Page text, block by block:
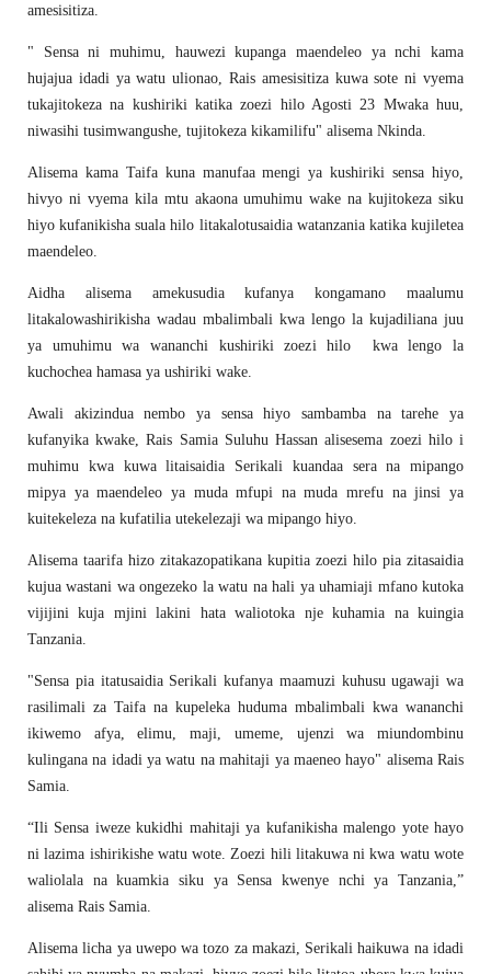
amesisitiza.
" Sensa ni muhimu, hauwezi kupanga maendeleo ya nchi kama
hujajua idadi ya watu ulionao, Rais amesisitiza kuwa sote ni vyema
tukajitokeza na kushiriki katika zoezi hilo Agosti 23 Mwaka huu,
niwasihi tusimwangushe, tujitokeza kikamilifu" alisema Nkinda.
Alisema kama Taifa kuna manufaa mengi ya kushiriki sensa hiyo,
hivyo ni vyema kila mtu akaona umuhimu wake na kujitokeza siku
hiyo kufanikisha suala hilo litakalotusaidia watanzania katika kujiletea
maendeleo.
Aidha alisema amekusudia kufanya kongamano maalumu
litakalowashirikisha wadau mbalimbali kwa lengo la kujadiliana juu
ya umuhimu wa wananchi kushiriki zoezi hilo kwa lengo la
kuchochea hamasa ya ushiriki wake.
Awali akizindua nembo ya sensa hiyo sambamba na tarehe ya
kufanyika kwake, Rais Samia Suluhu Hassan alisesema zoezi hilo i
muhimu kwa kuwa litaisaidia Serikali kuandaa sera na mipango
mipya ya maendeleo ya muda mfupi na muda mrefu na jinsi ya
kuitekeleza na kufatilia utekelezaji wa mipango hiyo.
Alisema taarifa hizo zitakazopatikana kupitia zoezi hilo pia zitasaidia
kujua wastani wa ongezeko la watu na hali ya uhamiaji mfano kutoka
vijijini kuja mjini lakini hata waliotoka nje kuhamia na kuingia
Tanzania.
"Sensa pia itatusaidia Serikali kufanya maamuzi kuhusu ugawaji wa
rasilimali za Taifa na kupeleka huduma mbalimbali kwa wananchi
ikiwemo afya, elimu, maji, umeme, ujenzi wa miundombinu
kulingana na idadi ya watu na mahitaji ya maeneo hayo" alisema Rais
Samia.
“Ili Sensa iweze kukidhi mahitaji ya kufanikisha malengo yote hayo
ni lazima ishirikishe watu wote. Zoezi hili litakuwa ni kwa watu wote
waliolala na kuamkia siku ya Sensa kwenye nchi ya Tanzania,”
alisema Rais Samia.
Alisema licha ya uwepo wa tozo za makazi, Serikali haikuwa na idadi